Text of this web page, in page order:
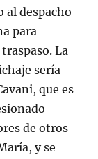
al despacho
para
La
sería
que es
de otros
y se